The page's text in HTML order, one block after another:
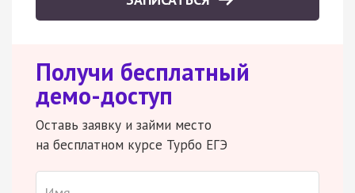
Получи бесплатный
демо-доступ
Оставь заявку и займи место
на бесплатном курсе Турбо ЕГЭ